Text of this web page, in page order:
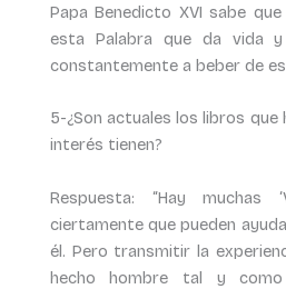
Papa Benedicto XVI sabe
esta Palabra que da vida
constantemente a beber de
5-¿Son actuales los libros que
interés tienen?
Respuesta: “Hay muchas
ciertamente que pueden
él. Pero transmitir la
hecho hombre tal y